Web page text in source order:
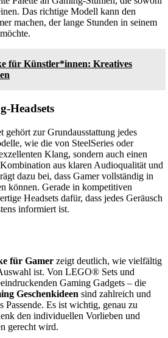
Das richtige Modell kann den
machen, der lange Stunden in seinem
für Künstler*innen: Kreatives
Headsets
gehört zur Grundausstattung jedes
wie die von SteelSeries oder
Klang, sondern auch einen
aus klaren Audioqualität und
dazu bei, dass Gamer vollständig in
können. Gerade in kompetitiven
Headsets dafür, dass jedes Geräusch
informiert ist.
für Gamer zeigt deutlich, wie vielfältig
ist. Von LEGO® Sets und
Gaming Gadgets – die
Geschenkideen sind zahlreich und
Passende. Es ist wichtig, genau zu
den individuellen Vorlieben und
gerecht wird.